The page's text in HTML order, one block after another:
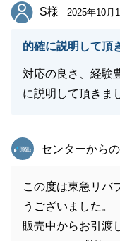
S様
S様 2025年10月1
的確に説明して頂
対応の良さ、経験
に説明して頂きま
東急リバブル
センターから
この度は東急リバ
うございました。
販売中からお引渡